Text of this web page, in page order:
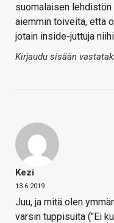
suomalaisen
aiemmin toiveita, että
jotain inside-juttuja
Kirjaudu sisään
Kezi
13.6.2019
Juu, ja mitä olen
varsin tuppisuita ("Ei